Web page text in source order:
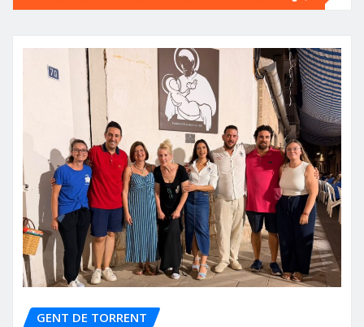
GENT DE TORRENT